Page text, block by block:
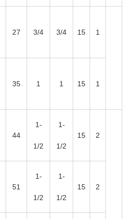
27 3/4 3/4 15 1
35 1 1 15 1
44
1-
1/2
1-
1/2
15 2
51
1-
1/2
1-
1/2
15 2